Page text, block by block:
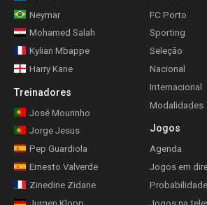
Neymar
Mohamed Salah
Kylian Mbappe
Harry Kane
Treinadores
José Mourinho
Jorge Jesus
Pep Guardiola
Ernesto Valverde
Zinedine Zidane
FC Porto
Sporting
Seleção
Nacional
Internacional
Modalidades
Jogos
Agenda
Jogos em